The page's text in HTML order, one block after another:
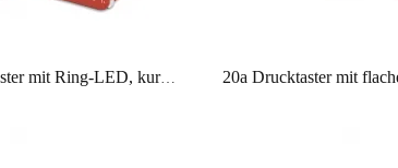
30-mm-Drucktaster mit Ring-LED, kurzzeitig, 20 A, IP65, 1 Schließer, 1 Öffner, rot-grüne LED